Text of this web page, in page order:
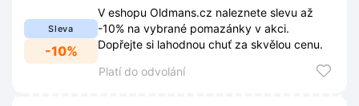
Sleva
-10%
V eshopu Oldmans.cz naleznete slevu až
-10% na vybrané pomazánky v akci.
Dopřejte si lahodnou chuť za skvělou cenu.
Platí do odvolání